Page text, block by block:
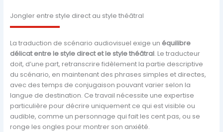
Jongler entre style direct au style théâtral
La traduction de scénario audiovisuel exige un équilibre
délicat entre le style direct et le style théâtral. Le traducteur
doit, d’une part, retranscrire fidèlement la partie descriptive
du scénario, en maintenant des phrases simples et directes,
avec des temps de conjugaison pouvant varier selon la
langue de destination. Ce travail nécessite une expertise
particulière pour décrire uniquement ce qui est visible ou
audible, comme un personnage qui fait les cent pas, ou se
ronge les ongles pour montrer son anxiété.